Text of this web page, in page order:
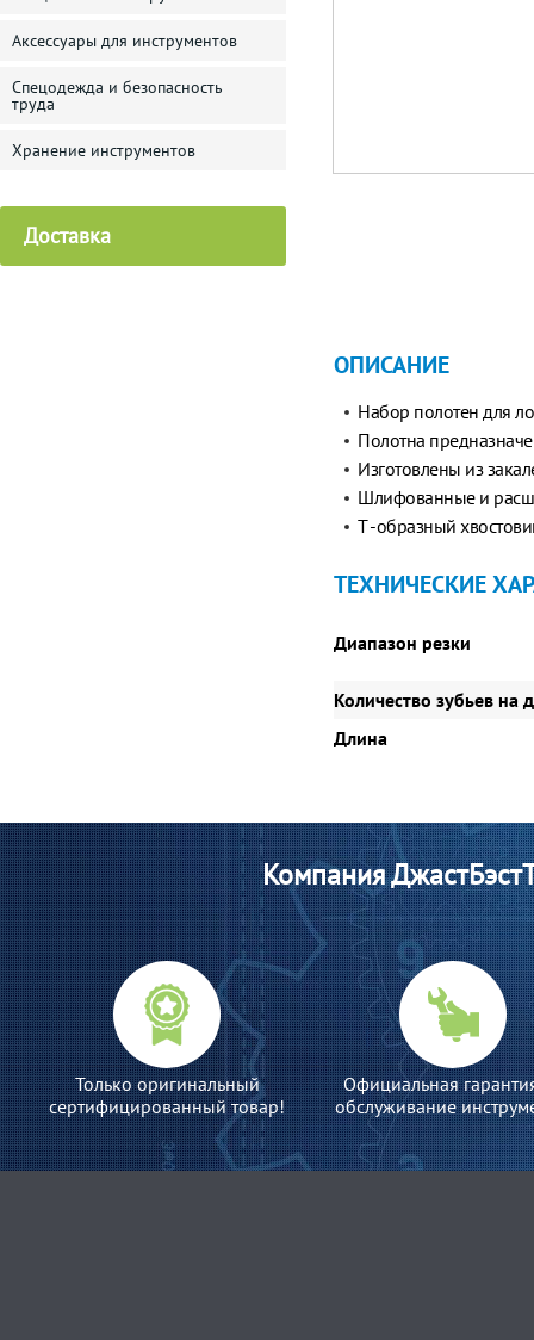
Аксессуары для инструментов
Спецодежда и безопасность
труда
Хранение инструментов
Доставка
ОПИСАНИЕ
Набор полотен для
Полотна
Изготовлены из
Шлифованные и
T -образный
ТЕХНИЧЕСКИЕ
Диапазон резки
Количество зубьев на
Длина
Компания
Только оригинальный
сертифицированный товар!
Официальная
обслуживание